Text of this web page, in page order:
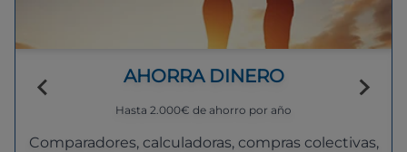
AHORRA DINERO
Hasta 2.000€ de ahorro por año
Comparadores, calculadoras, compras colectivas,